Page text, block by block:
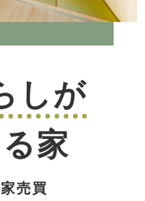
しが
家
売買